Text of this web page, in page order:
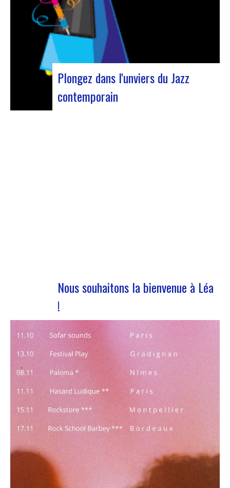
Plongez dans l'unviers du Jazz
contemporain
Nous souhaitons la bienvenue à Léa
!
Nous accueillons notre nouvelle volontaire en
service civique Nous avons le plaisir de vous
annoncer l’arrivée de Léa Plumaugat dans l’équipe
de Manag’art !!Arrivée début novembre, on se
devait de vous la présenter ! Léa nous a rejoint à
la suite de l’obtention de son…